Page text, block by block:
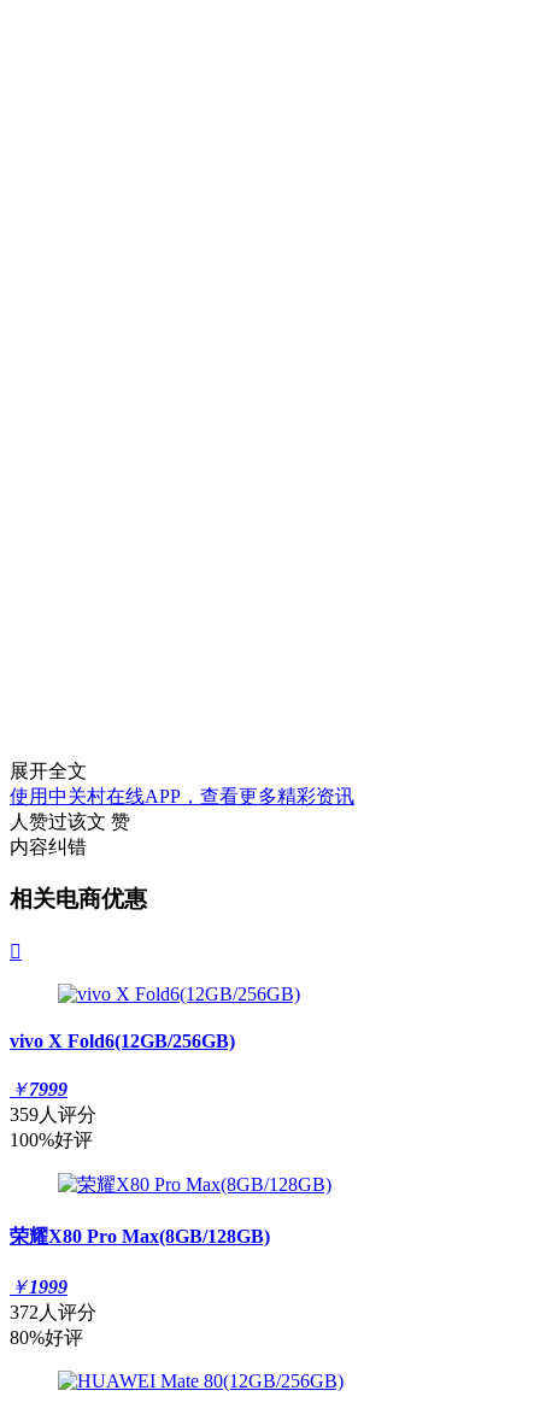
展开全文
使用中关村在线APP，查看更多精彩资讯
人赞过该文 赞
内容纠错
相关电商优惠

vivo X Fold6(12GB/256GB)
￥7999
359人评分
100%好评
荣耀X80 Pro Max(8GB/128GB)
￥1999
372人评分
80%好评